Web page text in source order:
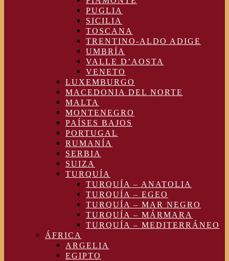
PUGLIA
SICILIA
TOSCANA
TRENTINO-ALDO ADIGE
UMBRÍA
VALLE D’AOSTA
VENETO
LUXEMBURGO
MACEDONIA DEL NORTE
MALTA
MONTENEGRO
PAÍSES BAJOS
PORTUGAL
RUMANÍA
SERBIA
SUIZA
TURQUÍA
TURQUÍA – ANATOLIA
TURQUÍA – EGEO
TURQUÍA – MAR NEGRO
TURQUÍA – MÁRMARA
TURQUÍA – MEDITERRÁNEO
ÁFRICA
ARGELIA
EGIPTO